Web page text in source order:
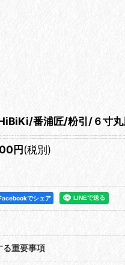
番浦匠/粉引/６寸
円(税別)
でシェア
る重要事項